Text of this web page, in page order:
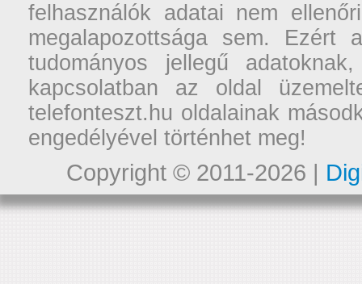
felhasználók adatai nem
megalapozottsága sem. Ezért
tudományos jellegű
kapcsolatban az oldal
telefonteszt.hu oldalainak
engedélyével történhet meg!
Copyright © 2011-2026 |